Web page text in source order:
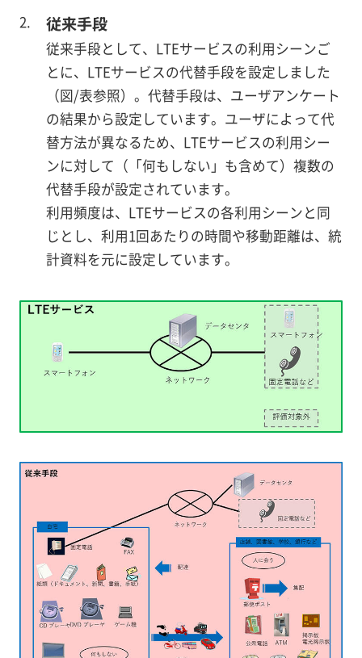
従来手段
従来手段として、LTEサービスの利用シーンご
とに、LTEサービスの代替手段を設定しました
（図/表参照）。代替手段は、ユーザアンケート
の結果から設定しています。ユーザによって代
替方法が異なるため、LTEサービスの利用シー
ンに対して（「何もしない」も含めて）複数の
代替手段が設定されています。
利用頻度は、LTEサービスの各利用シーンと同
じとし、利用1回あたりの時間や移動距離は、統
計資料を元に設定しています。